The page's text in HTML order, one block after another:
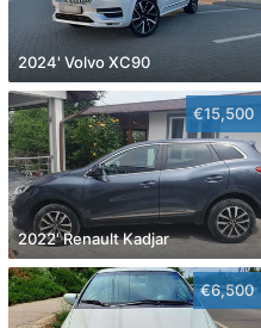
2024' Volvo XC90
€15,500
2022' Renault Kadjar
€6,500